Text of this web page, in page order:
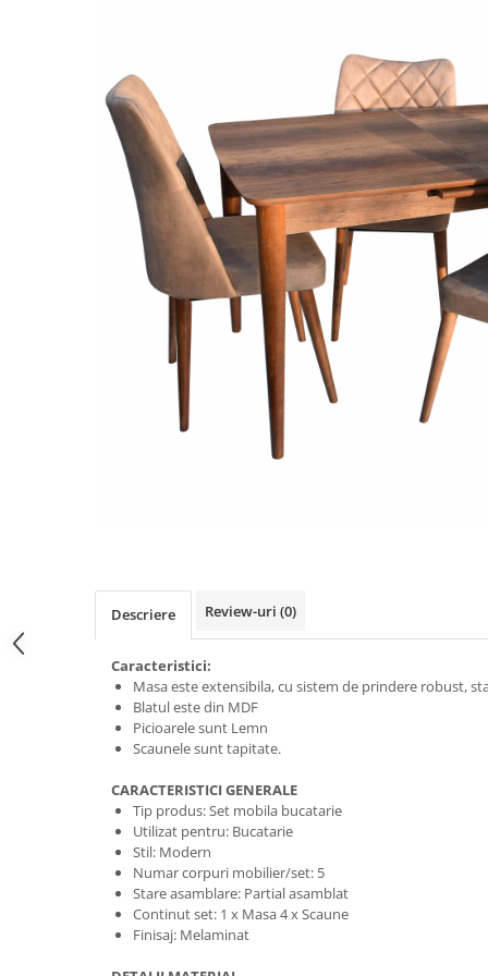
Descriere Review-uri (0)
Caracteristici:
Masa este extensibila, cu sistem de prindere robust,
Blatul este din MDF
Picioarele sunt Lemn
Scaunele sunt tapitate.
CARACTERISTICI GENERALE
Tip produs: Set mobila bucatarie
Utilizat pentru: Bucatarie
Stil: Modern
Numar corpuri mobilier/set: 5
Stare asamblare: Partial asamblat
Continut set: 1 x Masa 4 x Scaune
Finisaj: Melaminat